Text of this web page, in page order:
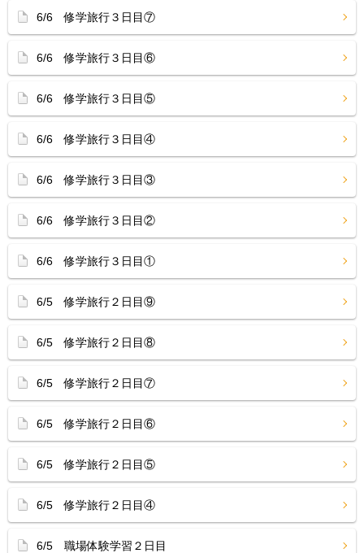
6/6 修学旅行３日目⑦
6/6 修学旅行３日目⑥
6/6 修学旅行３日目⑤
6/6 修学旅行３日目④
6/6 修学旅行３日目③
6/6 修学旅行３日目②
6/6 修学旅行３日目①
6/5 修学旅行２日目⑨
6/5 修学旅行２日目⑧
6/5 修学旅行２日目⑦
6/5 修学旅行２日目⑥
6/5 修学旅行２日目⑤
6/5 修学旅行２日目④
6/5 職場体験学習２日目